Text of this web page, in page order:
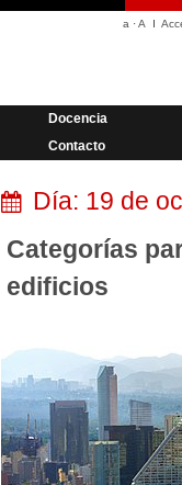
a ·A
Docencia
Contacto
Día: 19 de
Categorías
edificios